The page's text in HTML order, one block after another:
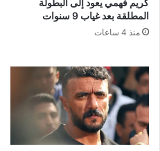
كريم فهمي يعود إلى البطولة
المطلقة بعد غياب 9 سنوات
منذ 4 ساعات